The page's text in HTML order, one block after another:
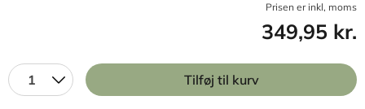
Prisen er inkl, moms
349,95 kr.
1 Tilføj til kurv